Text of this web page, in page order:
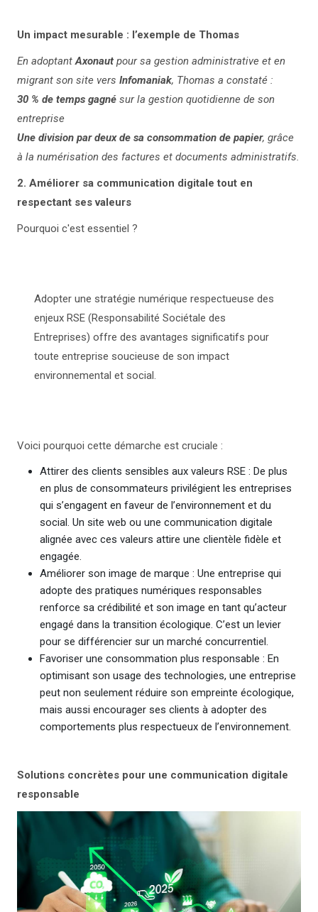
Un impact mesurable : l’exemple de Thomas
En adoptantAxonaut pour sa gestion administrative et en
migrant son site vers Infomaniak, Thomas a constaté :
30 % de temps gagné sur la gestion quotidienne de son
entreprise
Une division par deux de sa consommation de papier, grâce
à la numérisation des factures et documents administratifs.
2. Améliorer sa communication digitale tout en
respectant ses valeurs
Pourquoi c'est essentiel ?
Adopter une stratégie numérique respectueuse des
enjeux RSE (Responsabilité Sociétale des
Entreprises) offre des avantages significatifs pour
toute entreprise soucieuse de son impact
environnemental et social.
Voici pourquoi cette démarche est cruciale :
Attirer des clients sensibles aux valeurs RSE : De plus
en plus de consommateurs privilégient les entreprises
qui s’engagent en faveur de l’environnement et du
social. Un site web ou une communication digitale
alignée avec ces valeurs attire une clientèle fidèle et
engagée.
Améliorer son image de marque : Une entreprise qui
adopte des pratiques numériques responsables
renforce sa crédibilité et son image en tant qu’acteur
engagé dans la transition écologique. C’est un levier
pour se différencier sur un marché concurrentiel.
Favoriser une consommation plus responsable : En
optimisant son usage des technologies, une entreprise
peut non seulement réduire son empreinte écologique,
mais aussi encourager ses clients à adopter des
comportements plus respectueux de l’environnement.
Solutions concrètes pour une communication digitale
responsable